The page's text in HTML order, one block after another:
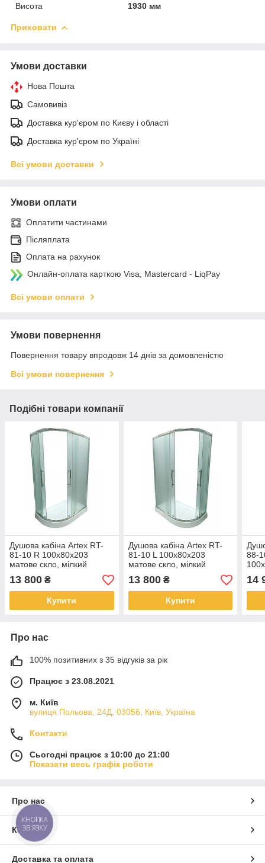
Висота
1930 мм
Приховати
Умови доставки
Нова Пошта
Самовивіз
Доставка кур'єром по Києву і області
Доставка кур'єром по Україні
Всі умови доставки
Умови оплати
Оплатити частинами
Післяплата
Оплата на рахунок
Онлайн-оплата карткою Visa, Mastercard - LiqPay
Всі умови оплати
Умови повернення
Повернення товару впродовж 14 днів за домовленістю
Всі умови повернення
Подібні товари компанії
Душова кабіна Artex RT-
81-10 R 100x80x203
матове скло, мілкий
піддон
13 800 ₴
Купити
Душова кабіна Artex RT-
81-10 L 100x80x203
матове скло, мілкий
піддон
13 800₴
Купити
88-
14
Про нас
100% позитивних з 35 відгуків за рік
Працює з 23.08.2021
м. Київ
вулиця Польова, 24Д, 03056, Київ, Україна
Контакти
Сьогодні працює з 10:00 до 21:00
Показати весь графік роботи
Про нас
Контакти
Доставка та оплата
КНОПКА
ЗВ'ЯЗКУ